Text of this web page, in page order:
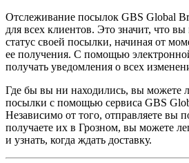
Отслеживание посылок GBS Global
для всех клиентов. Это значит, что
статус своей посылки, начиная от
ее получения. С помощью
получать уведомления о всех
Где бы вы ни находились, вы можете
посылки с помощью сервиса GBS
Независимо от того, отправляете вы
получаете их в Грозном, вы можете
и узнать, когда ждать доставку.